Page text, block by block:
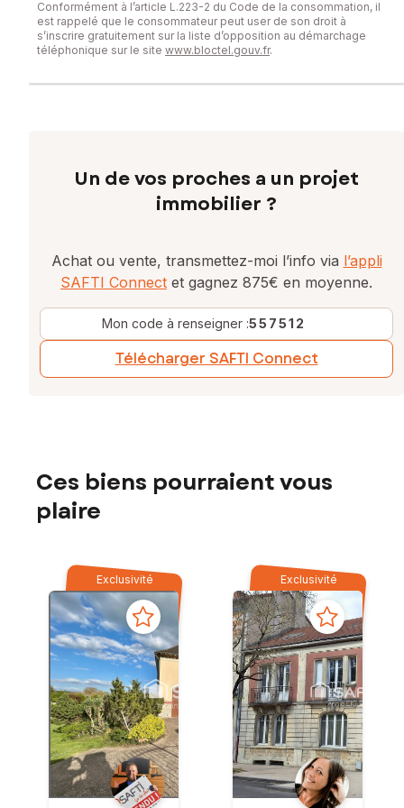
Conformément à l’article L.223-2 du Code de la consommation, il
est rappelé que le consommateur peut user de son droit à
s’inscrire gratuitement sur la liste d’opposition au démarchage
téléphonique sur le site www.bloctel.gouv.fr.
Un de vos proches a un projet
immobilier ?
Achat ou vente, transmettez-moi l’info via l’appli
SAFTI Connect et gagnez 875€ en moyenne.
Mon code à renseigner :557512
Télécharger SAFTI Connect
Ces biens pourraient vous
plaire
Exclusivité Exclusivité